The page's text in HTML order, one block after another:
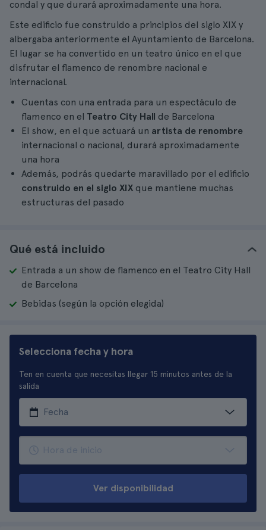
condal y que durará aproximadamente una hora.
Este edificio fue construido a principios del siglo XIX y
albergaba anteriormente el Ayuntamiento de Barcelona.
El lugar se ha convertido en un teatro único en el que
disfrutar el flamenco de renombre nacional e
internacional.
Cuentas con una entrada para un espectáculo de
flamenco en el Teatro City Hall de Barcelona
El show, en el que actuará un artista de renombre
internacional o nacional, durará aproximadamente
una hora
Además, podrás quedarte maravillado por el edificio
construido en el siglo XIX que mantiene muchas
estructuras del pasado
Qué está incluido
Entrada a un show de flamenco en el Teatro City Hall
de Barcelona
Bebidas (según la opción elegida)
Selecciona fecha y hora
Ten en cuenta que necesitas llegar 15 minutos antes de la
salida
Ver disponibilidad